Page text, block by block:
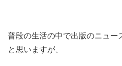
普段の生活の中で出版のニュー
と思いますが、